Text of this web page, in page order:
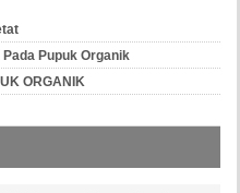
Pupuk Organik
ORGANIK